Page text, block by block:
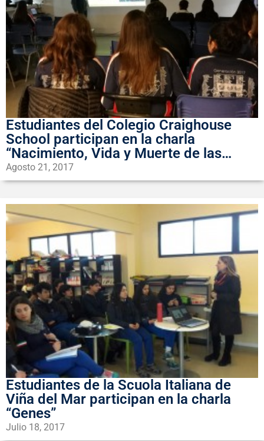
Estudiantes del Colegio Craighouse
School participan en la charla
“Nacimiento, Vida y Muerte de las
Estrellas”
Agosto 21, 2017
Estudiantes de la Scuola Italiana de
Viña del Mar participan en la charla
“Genes”
Julio 18, 2017